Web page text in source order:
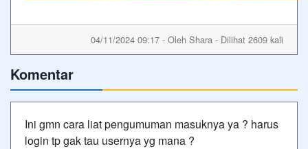
04/11/2024 09:17 - Oleh Shara - Dilihat 2609 kali
Komentar
Ini gmn cara liat pengumuman masuknya ya ? harus
login tp gak tau usernya yg mana ?